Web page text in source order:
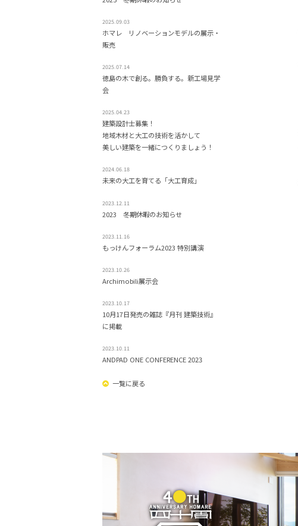
2025.09.03
ホマレ リノベーションモデルの展示・
販売
2025.07.14
徳島の木で創る。勝負する。新工場見学
会
2025.04.23
建築設計士募集！
地域木材と大工の技術を活かして
美しい建築を一緒につくりましょう！
2024.06.18
未来の大工を育てる「大工育成」
2023.12.11
2023 冬期休暇のお知らせ
2023.11.16
もっけんフォーラム2023 特別講演
2023.10.26
Archimobili展示会
2023.10.17
10月17日発売の雑誌『月刊 建築技術』
に掲載
2023.10.11
ANDPAD ONE CONFERENCE 2023
一覧に戻る